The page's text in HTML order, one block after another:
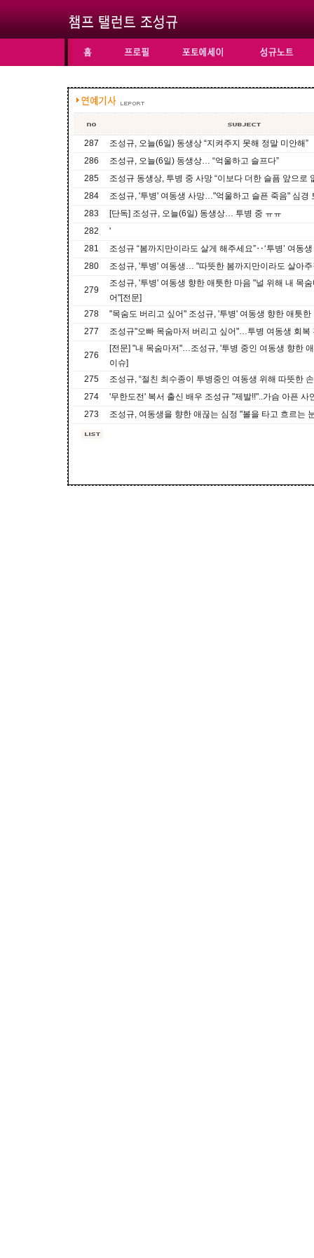
287
조성규, 오늘(6일) 동생상 “지켜주지 못해 정말 미안해”
286
조성규, 오늘(6일) 동생상… “억울하고 슬프다”
285
조성규 동생상, 투병 중 사망 “이보다 더한 슬픔 앞으로
284
조성규, '투병' 여동생 사망…"억울하고 슬픈 죽음" 심경
283
[단독] 조성규, 오늘(6일) 동생상… 투병 중 ㅠㅠ
282
'
281
조성규 “봄까지만이라도 살게 해주세요”‥‘투병’ 여동
280
조성규, '투병' 여동생… "따뜻한 봄까지만이라도 살아주
279
조성규, '투병' 여동생 향한 애틋한 마음 "널 위해 내 목
어"[전문]
278
"목숨도 버리고 싶어" 조성규, '투병' 여동생 향한 애틋한
277
조성규"오빠 목숨마저 버리고 싶어"…투병 여동생 회복
276
[전문] "내 목숨마저"…조성규, '투병 중인 여동생 향한
이슈]
275
조성규, “절친 최수종이 투병중인 여동생 위해 따뜻한
274
'무한도전' 복서 출신 배우 조성규 "제발!!"..가슴 아픈 사
273
조성규, 여동생을 향한 애끊는 심정 "볼을 타고 흐르는